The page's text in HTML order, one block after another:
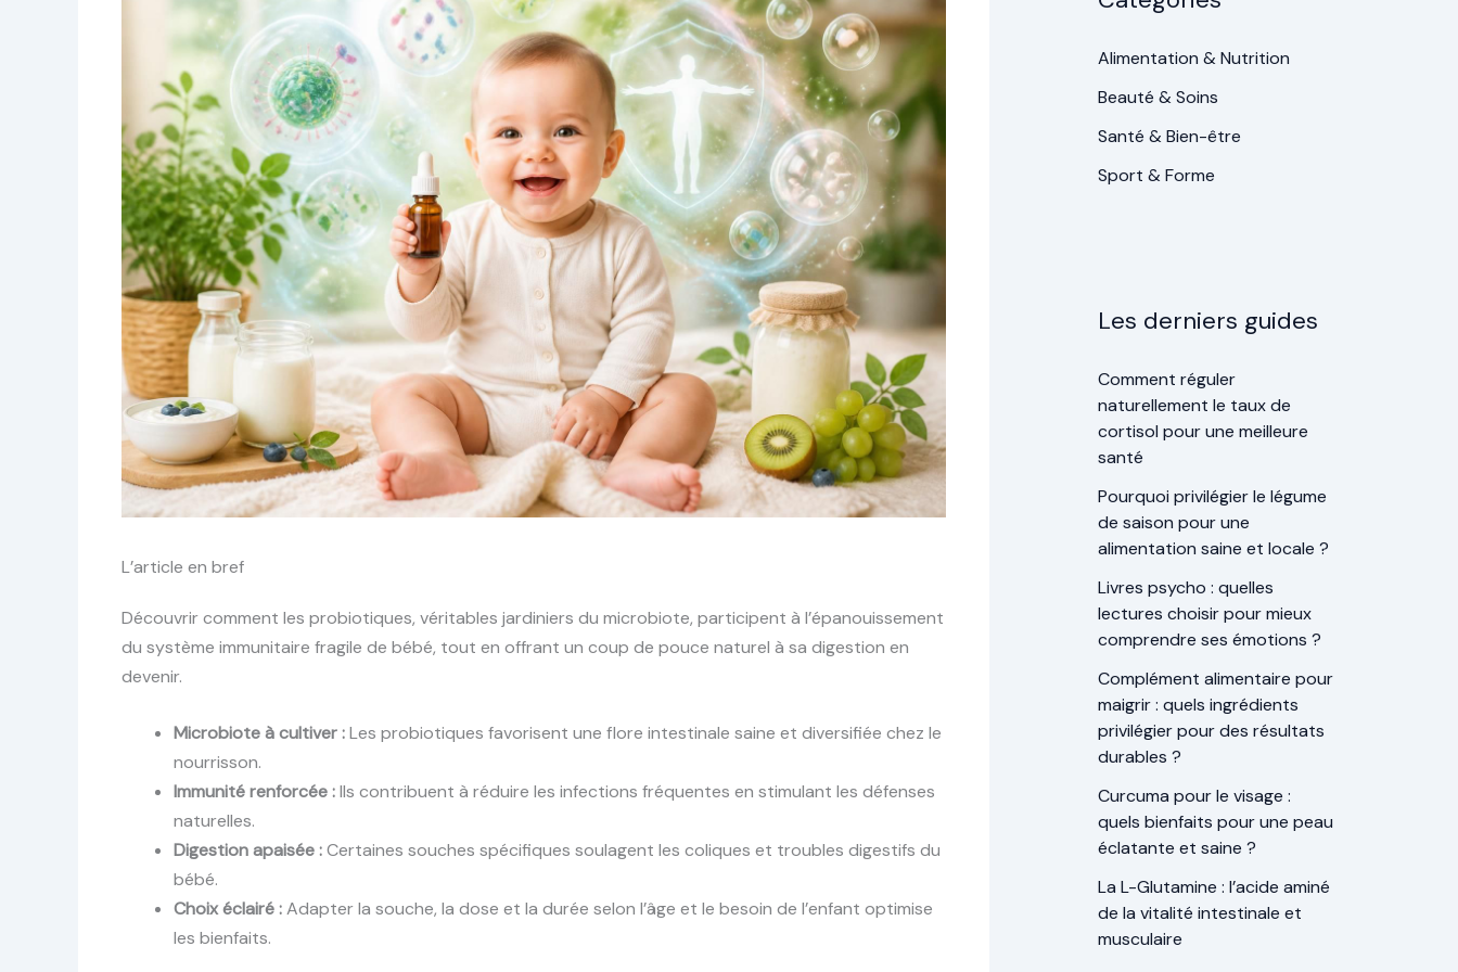
L’article en bref
Découvrir comment les probiotiques, véritables jardiniers du microbiote, participent à l’épanouissement
du système immunitaire fragile de bébé, tout en offrant un coup de pouce naturel à sa digestion en
devenir.
Microbiote à cultiver :Les probiotiques favorisent une flore intestinale saine et diversifiée chez le
nourrisson.
Immunité renforcée :Ils contribuent à réduire les infections fréquentes en stimulant les défenses
naturelles.
Digestion apaisée :Certaines souches spécifiques soulagent les coliques et troubles digestifs du
bébé.
Choix éclairé :Adapter la souche, la dose et la durée selon l’âge et le besoin de l’enfant optimise
les bienfaits.
Alimentation & Nutrition
Beauté & Soins
Santé & Bien-être
Sport & Forme
Les derniers guides
Comment réguler
naturellement le taux de
cortisol pour une meilleure
santé
Pourquoi privilégier le légume
de saison pour une
alimentation saine et locale ?
Livres psycho : quelles
lectures choisir pour mieux
comprendre ses émotions ?
Complément alimentaire pour
maigrir : quels ingrédients
privilégier pour des résultats
durables ?
Curcuma pour le visage :
quels bienfaits pour une peau
éclatante et saine ?
La L-Glutamine : l’acide aminé
de la vitalité intestinale et
musculaire